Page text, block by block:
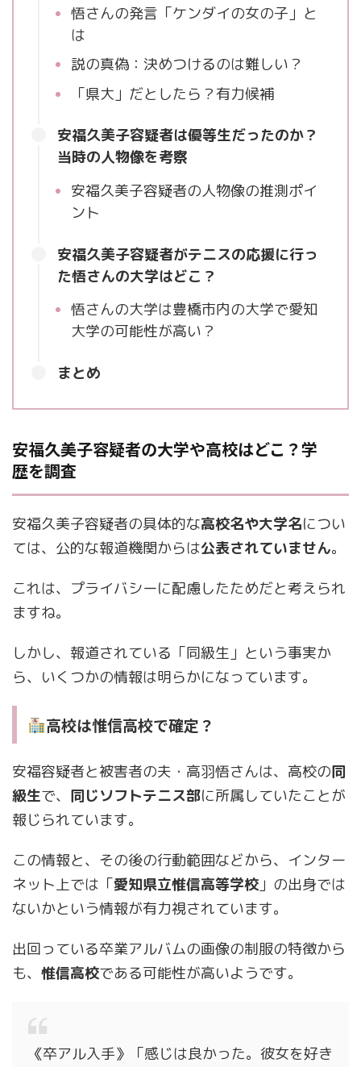
悟さんの発言「ケンダイの女の子」と
は
説の真偽：決めつけるのは難しい？
「県大」だとしたら？有力候補
安福久美子容疑者は優等生だったのか？
当時の人物像を考察
安福久美子容疑者の人物像の推測ポイ
ント
安福久美子容疑者がテニスの応援に行っ
た悟さんの大学はどこ？
悟さんの大学は豊橋市内の大学で愛知
大学の可能性が高い？
まとめ
安福久美子容疑者の大学や高校はどこ？学
歴を調査
安福久美子容疑者の具体的な高校名や大学名につい
ては、公的な報道機関からは公表されていません。
これは、プライバシーに配慮したためだと考えられ
ますね。
しかし、報道されている「同級生」という事実か
ら、いくつかの情報は明らかになっています。
高校は惟信高校で確定？
安福容疑者と被害者の夫・高羽悟さんは、高校の同
級生で、 同じソフトテニス部に所属していたことが
報じられています。
この情報と、その後の行動範囲などから、インター
ネット上では「愛知県立惟信高等学校 」の出身では
ないかという情報が有力視されています。
出回っている卒業アルバムの画像の制服の特徴から
も、 惟信高校である可能性が高いようです。
《卒アル入手》「感じは良かった。彼女を好き